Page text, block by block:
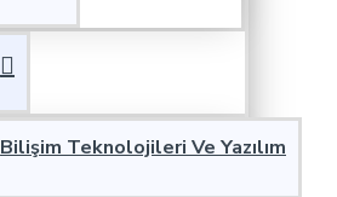
Bilişim Teknolojileri Ve Yazılım